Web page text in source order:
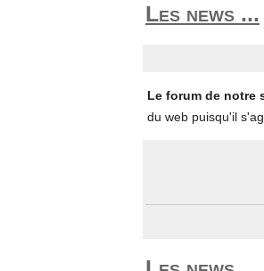
Les news ...
Le forum de notre
du web puisqu'il